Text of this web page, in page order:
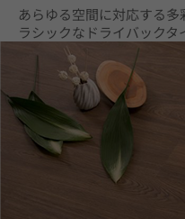
あらゆる空間に対応する
ラシックなドライバックタ